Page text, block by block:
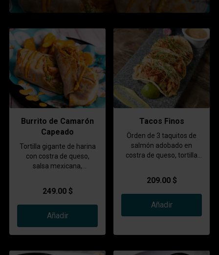
Burrito de Camarón
Capeado
Tortilla gigante de harina
con costra de queso,
salsa mexicana,
cebolla frita, bañado con
aderezo chipotle,
acompañado con papas
gajo
249.00 $
Añadir
Tacos Finos
Örden de 3 taquitos de
salmón adobado en
costra de queso, tortilla
chiles toreados,
guacamole cremosito,
poro frito, coronado con
germinado de cilantro
209.00 $
Añadir